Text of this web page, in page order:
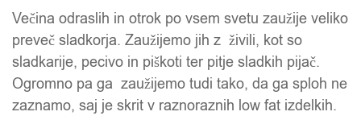
Večina odraslih in otrok po vsem svetu zaužije veliko
preveč sladkorja. Zaužijemo jih z živili, kot so
sladkarije, pecivo in piškoti ter pitje sladkih pijač.
Ogromno pa ga zaužijemo tudi tako, da ga sploh ne
zaznamo, saj je skrit v raznoraznih low fat izdelkih.